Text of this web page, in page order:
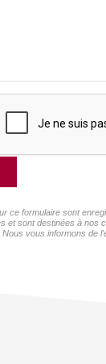
ce formulaire sont
et sont destinées à nos
vous informons de